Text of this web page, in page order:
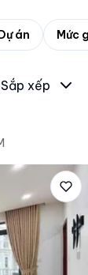
án Mức
Sắp xếp